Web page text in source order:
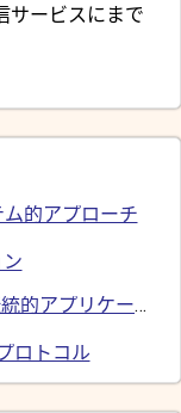
サービスにまで
的アプローチ
9.1 伝統的アプリケーション
ロトコル